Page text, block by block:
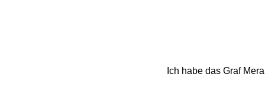
Ich habe das Graf